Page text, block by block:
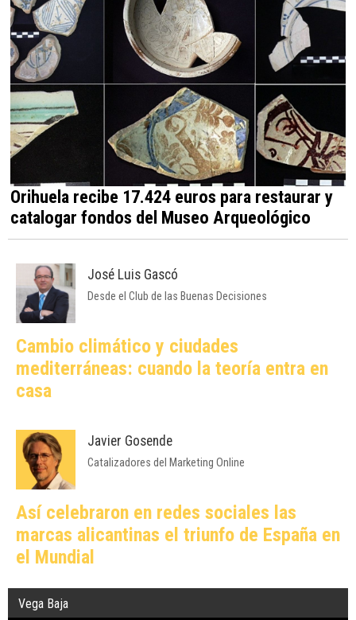
Orihuela recibe 17.424 euros para restaurar y
catalogar fondos del Museo Arqueológico
José Luis Gascó
Desde el Club de las Buenas Decisiones
Cambio climático y ciudades
mediterráneas: cuando la teoría entra en
casa
Javier Gosende
Catalizadores del Marketing Online
Así celebraron en redes sociales las
marcas alicantinas el triunfo de España en
el Mundial
Vega Baja